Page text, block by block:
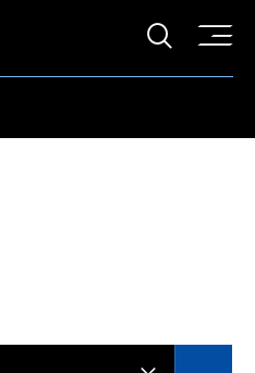
打开